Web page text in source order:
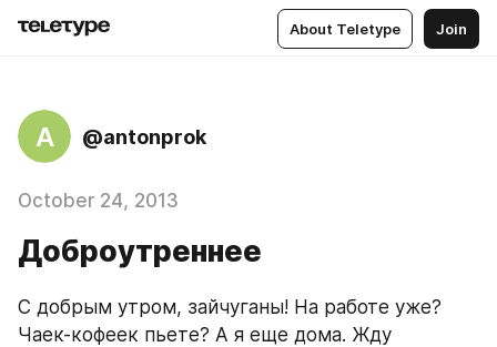
About Teletype Join
A @antonprok
October 24, 2013
Доброутреннее
С добрым утром, зайчуганы! На работе уже?
Чаек-кофеек пьете? А я еще дома. Жду